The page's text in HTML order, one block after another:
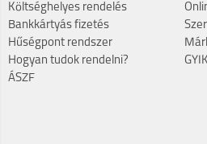
Költséghelyes rendelés
Bankkártyás fizetés
Hűségpont rendszer
Hogyan tudok rendelni?
ÁSZF
GYIK